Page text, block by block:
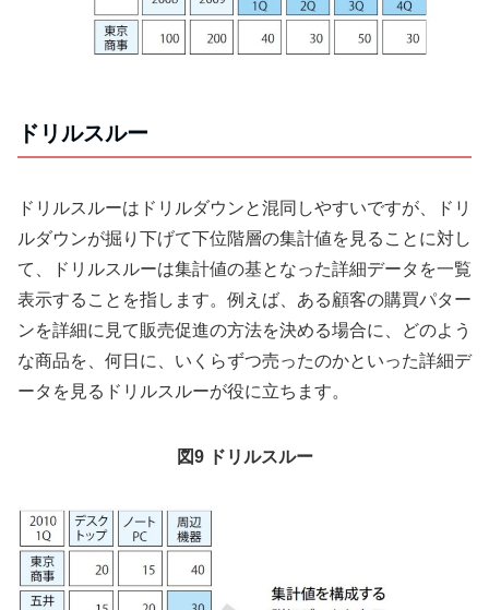
ドリルスルー
ドリルスルーはドリルダウンと混同しやすいですが、ドリ
ルダウンが掘り下げて下位階層の集計値を見ることに対し
て、ドリルスルーは集計値の基となった詳細データを一覧
表示することを指します。例えば、ある顧客の購買パター
ンを詳細に見て販売促進の方法を決める場合に、どのよう
な商品を、何日に、いくらずつ売ったのかといった詳細デ
ータを見るドリルスルーが役に立ちます。
図9 ドリルスルー